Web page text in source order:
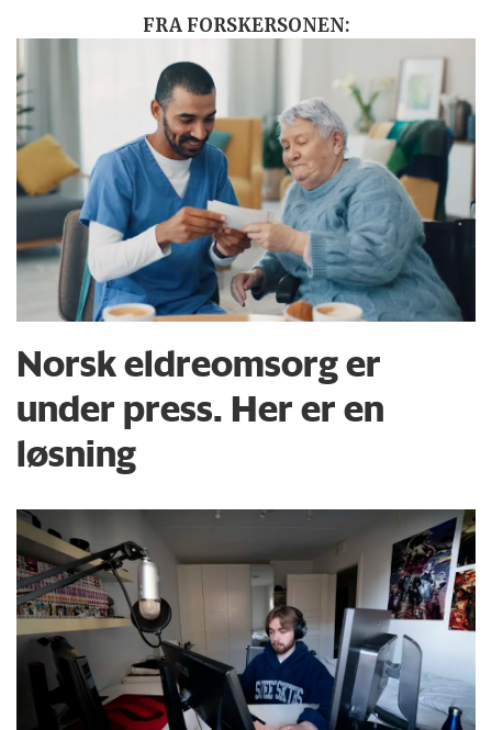
FRA FORSKERSONEN:
Norsk eldreomsorg er
under press. Her er en
løsning